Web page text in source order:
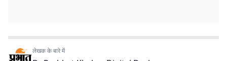
लेखक के बारे में